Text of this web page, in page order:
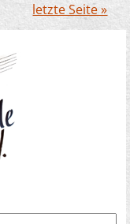
letzte Seite »